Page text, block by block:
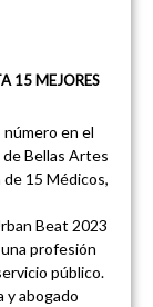
15 MEJORES
en el
Bellas Artes
15 Médicos,
Beat 2023
profesión
público.
y abogado